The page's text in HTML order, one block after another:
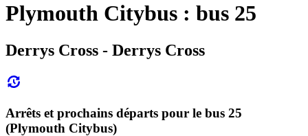
Plymouth Citybus : bus 25
Derrys Cross - Derrys Cross
Arrêts et prochains départs pour le bus 25
(Plymouth Citybus)